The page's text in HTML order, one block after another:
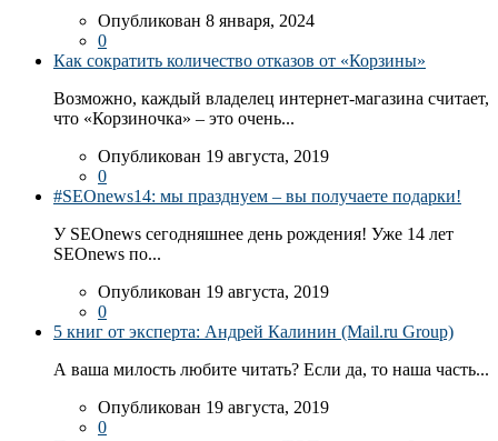
Опубликован 8 января, 2024
0
Как сократить количество отказов от «Корзины»
Возможно, каждый владелец интернет-магазина считает,
что «Корзиночка» – это очень...
Опубликован 19 августа, 2019
0
#SEOnews14: мы празднуем – вы получаете подарки!
У SEOnews сегодняшнее день рождения! Уже 14 лет
SEOnews по...
Опубликован 19 августа, 2019
0
5 книг от эксперта: Андрей Калинин (Mail.ru Group)
А ваша милость любите читать? Если да, то наша часть...
Опубликован 19 августа, 2019
0